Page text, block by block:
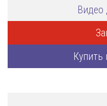
Видео
Купить